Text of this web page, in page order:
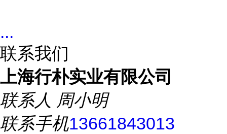
...
联系我们
上海行朴实业有限公司
联系人 周小明
联系手机13661843013